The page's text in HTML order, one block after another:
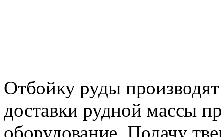
Отбойку руды
доставки рудной массы
оборудование. Подачу